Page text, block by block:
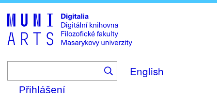
to
main
content
English
Přihlášení